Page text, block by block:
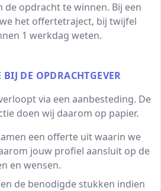
de opdracht te winnen. Bij een
het offertetraject, bij twijfel
1 werkdag weten.
DE OPDRACHTGEVER
via een aanbesteding. De
doen wij daarom op papier.
een offerte uit waarin we
jouw profiel aansluit op de
en wensen.
de benodigde stukken indien